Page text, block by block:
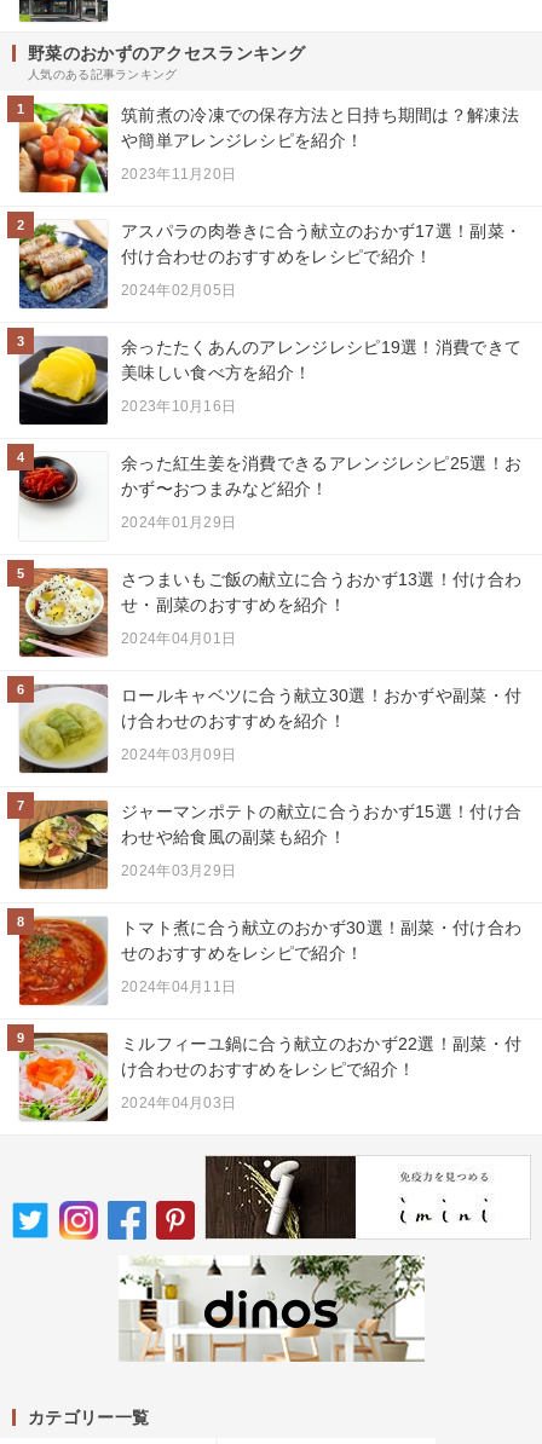
野菜のおかずのアクセスランキング
人気のある記事ランキング
1
筑前煮の冷凍での保存方法と日持ち期間は？解凍法
や簡単アレンジレシピを紹介！
2023年11月20日
2
アスパラの肉巻きに合う献立のおかず17選！副菜・
付け合わせのおすすめをレシピで紹介！
2024年02月05日
3
余ったたくあんのアレンジレシピ19選！消費できて
美味しい食べ方を紹介！
2023年10月16日
4
余った紅生姜を消費できるアレンジレシピ25選！お
かず〜おつまみなど紹介！
2024年01月29日
5
さつまいもご飯の献立に合うおかず13選！付け合わ
せ・副菜のおすすめを紹介！
2024年04月01日
6
ロールキャベツに合う献立30選！おかずや副菜・付
け合わせのおすすめを紹介！
2024年03月09日
7
ジャーマンポテトの献立に合うおかず15選！付け合
わせや給食風の副菜も紹介！
2024年03月29日
8
トマト煮に合う献立のおかず30選！副菜・付け合わ
せのおすすめをレシピで紹介！
2024年04月11日
9
ミルフィーユ鍋に合う献立のおかず22選！副菜・付
け合わせのおすすめをレシピで紹介！
2024年04月03日
カテゴリー一覧